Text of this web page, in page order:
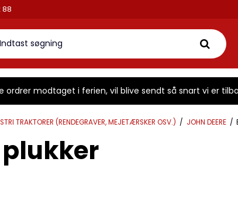
ordrer modtaget i ferien, vil blive sendt så snart vi er
TRAKTORER (RENDEGRAVER, MEJETÆRSKER OSV.) / JOHN DEERE /